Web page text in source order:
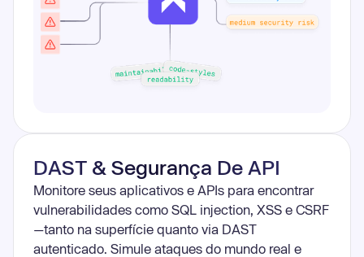
DAST & Segurança De API
Monitore seus aplicativos e APIs para encontrar
vulnerabilidades como SQL injection, XSS e CSRF
—tanto na superfície quanto via DAST
autenticado. Simule ataques do mundo real e